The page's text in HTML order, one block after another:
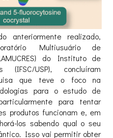
anteriormente realizado,
Multiusuário de
do Instituto de
USP), concluíram
que teve o foco na
para o estudo de
para tentar
produtos funcionam e, em
los sabendo qual o seu
Isso vai permitir obter